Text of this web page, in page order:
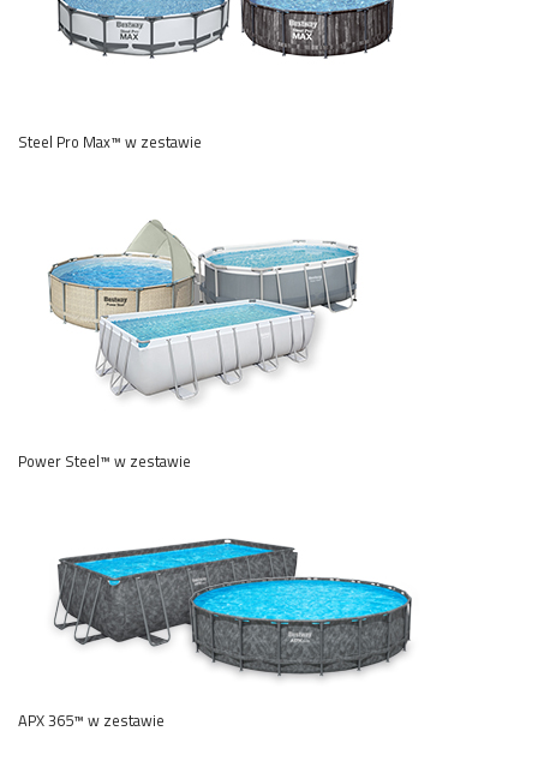
Steel Pro Max™ w zestawie
Power Steel™ w zestawie
APX 365™ w zestawie